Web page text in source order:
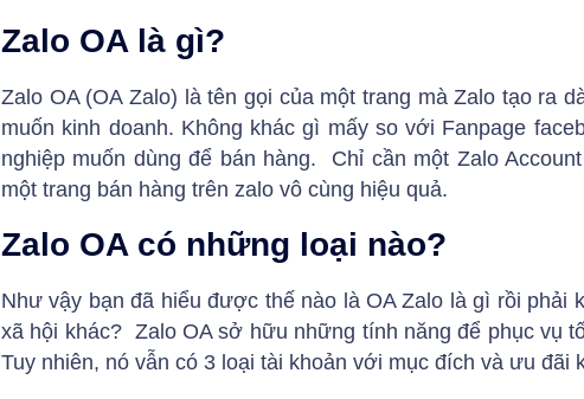
Zalo OA là gì?
Zalo OA(OA Zalo) là tên gọi của một trang mà Zalo tạo ra
muốn kinh doanh. Không khác gì mấy so với Fanpage
nghiệp muốn dùng để bán hàng. Chỉ cần một Zalo
một trang bán hàng trên zalo vô cùng hiệu quả.
Zalo OA có những loại nào?
Như vậy bạn đã hiểu được thế nào là OA Zalo là gì rồi phải
xã hội khác? Zalo OA sở hữu những tính năng để phục vụ
Tuy nhiên, nó vẫn có 3 loại tài khoản với mục đích và ưu đãi